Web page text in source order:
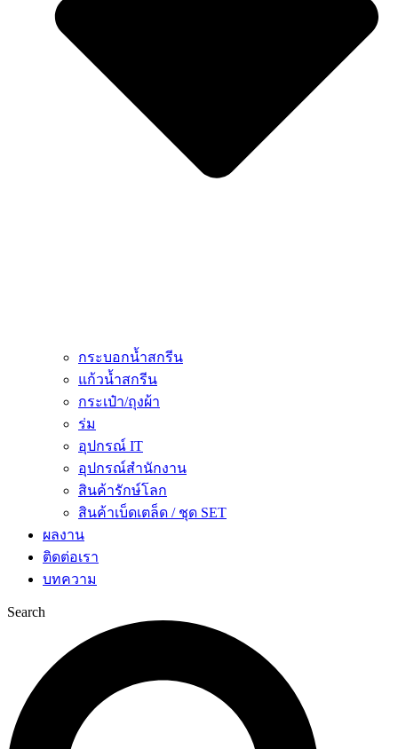
กระบอกน้ำสกรีน
แก้วน้ำสกรีน
กระเป๋า/ถุงผ้า
ร่ม
อุปกรณ์ IT
อุปกรณ์สำนักงาน
สินค้ารักษ์โลก
สินค้าเบ็ดเตล็ด / ชุด SET
ผลงาน
ติดต่อเรา
บทความ
Search